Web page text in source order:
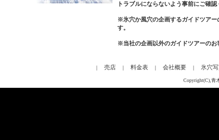
トラブルにならないよう事前にご確
※氷穴か風穴の企画するガイドツア
す。
※当社の企画以外のガイドツアーの
｜ 売店 ｜ 料金表 ｜ 会社概要 ｜ 氷穴
Copyright(C),